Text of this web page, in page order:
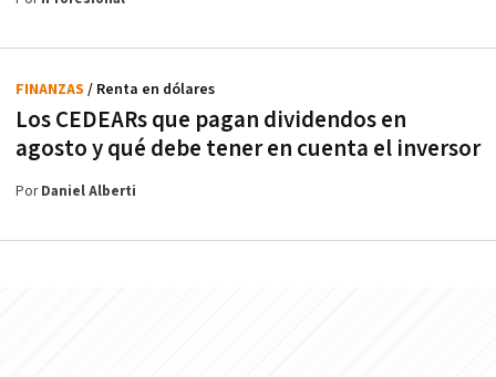
Los CEDEARs que pagan dividendos en
agosto y qué debe tener en cuenta el inversor
FINANZAS / Renta en dólares
PorDaniel Alberti